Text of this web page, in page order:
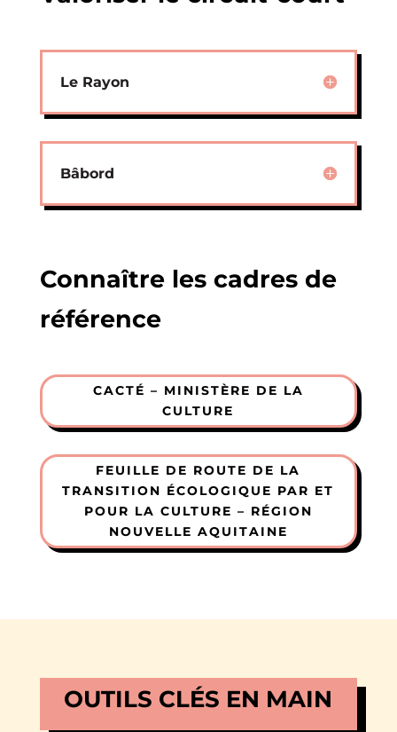
Le Rayon
Bâbord
Connaître les cadres de
référence
CACTÉ – MINISTÈRE DE LA
CULTURE
FEUILLE DE ROUTE DE LA
TRANSITION ÉCOLOGIQUE PAR ET
POUR LA CULTURE – RÉGION
NOUVELLE AQUITAINE
OUTILS CLÉS EN MAIN